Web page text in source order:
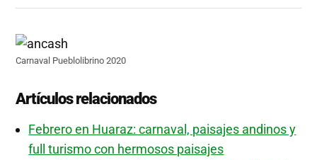
Carnaval Pueblolibrino 2020
Artículos relacionados
Febrero en Huaraz: carnaval, paisajes andinos y
full turismo con hermosos paisajes